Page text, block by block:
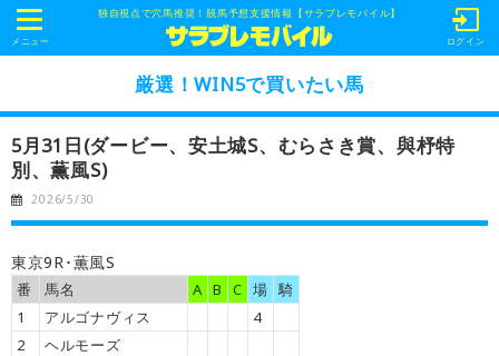
独自視点で穴馬推奨！競馬予想支援情報【サラブレモバイル】
t
o
g
e
a
v
i
g
a
t
o
n
メニュー ログイン
厳選！WIN5で買いたい馬
5月31日(ダービー、安土城S、むらさき賞、與杼特
別、薫風S)
2026/5/30
東京9R･薫風S
番 馬名 A B C 場 騎
1
アルゴナヴィス
4
2
ヘルモーズ